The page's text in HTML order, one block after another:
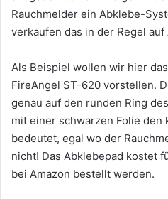
Rauchmelder ein Abklebe-
verkaufen das in der Regel auf
Als Beispiel wollen wir hier
FireAngel ST-620 vorstellen.
genau auf den runden Ring
mit einer schwarzen Folie den
bedeutet, egal wo der
nicht! Das Abklebepad kostet
bei Amazon bestellt werden.